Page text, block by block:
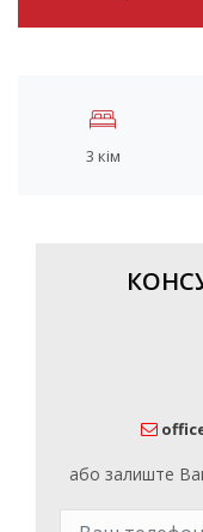
3 кім
або залиште